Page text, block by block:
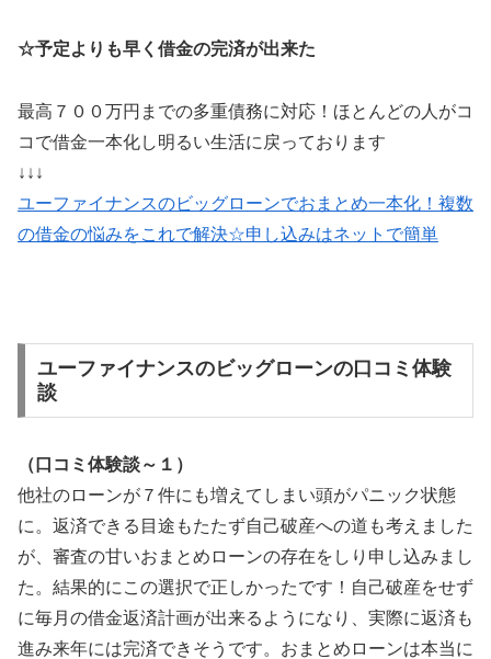
☆予定よりも早く借金の完済が出来た
最高７００万円までの多重債務に対応！ほとんどの人がコ
コで借金一本化し明るい生活に戻っております
↓↓↓
ユーファイナンスのビッグローンでおまとめ一本化！複数
の借金の悩みをこれで解決☆申し込みはネットで簡単
ユーファイナンスのビッグローンの口コミ体験
談
（口コミ体験談～１）
他社のローンが７件にも増えてしまい頭がパニック状態
に。返済できる目途もたたず自己破産への道も考えました
が、審査の甘いおまとめローンの存在をしり申し込みまし
た。結果的にこの選択で正しかったです！自己破産をせず
に毎月の借金返済計画が出来るようになり、実際に返済も
進み来年には完済できそうです。おまとめローンは本当に